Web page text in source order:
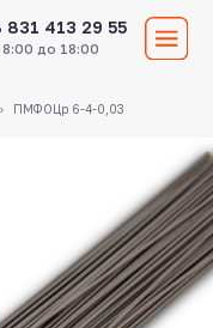
ПМФОЦр 6-4-0,03